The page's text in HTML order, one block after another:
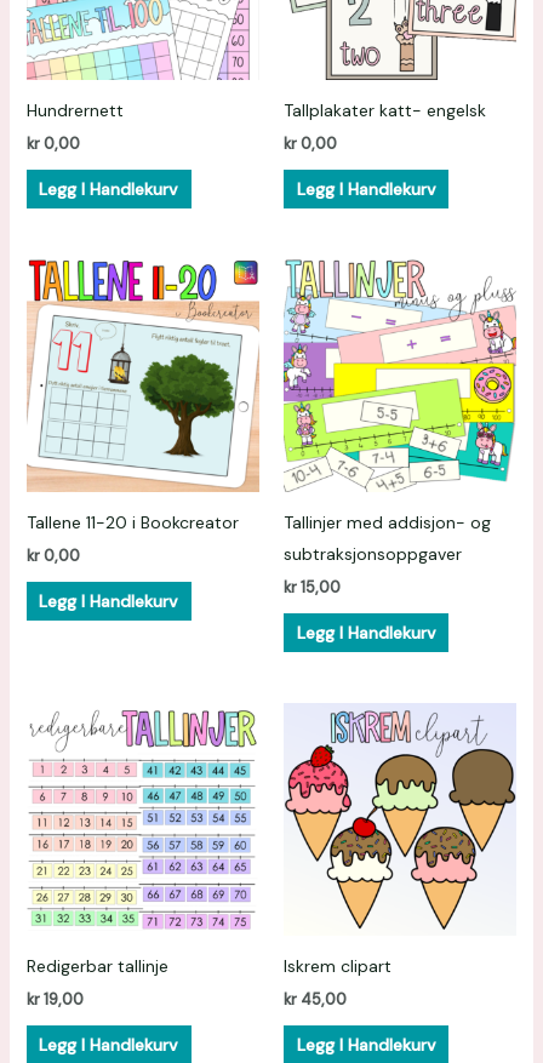
Hundrernett
kr0,00
Legg I Handlekurv
Tallplakater katt- engelsk
kr0,00
Legg I Handlekurv
Tallene 11-20 i Bookcreator
kr0,00
Legg I Handlekurv
Tallinjer med addisjon- og
subtraksjonsoppgaver
kr15,00
Legg I Handlekurv
Redigerbar tallinje
kr19,00
Legg I Handlekurv
Iskrem clipart
kr 45,00
Legg I Handlekurv